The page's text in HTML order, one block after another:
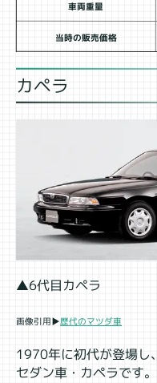
車両重量
当時の販売価格
カペラ
▲6代目カペラ
画像引用▶歴代のマツダ車
1970年に初代が登場し
セダン車・カペラです。